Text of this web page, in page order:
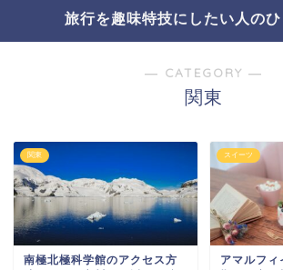
旅行を趣味特技にしたい人の
― CATEGORY ―
関東
関東
南極北極科学館のアクセス方
スイーツ
アマルフィ